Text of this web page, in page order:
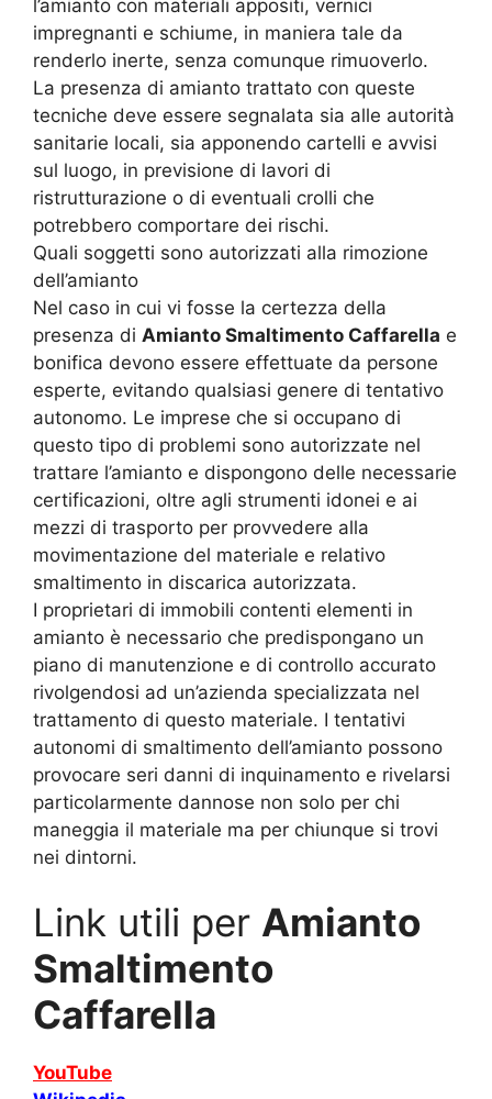
l’amianto con materiali appositi, vernici
impregnanti e schiume, in maniera tale da
renderlo inerte, senza comunque rimuoverlo.
La presenza di amianto trattato con queste
tecniche deve essere segnalata sia alle autorità
sanitarie locali, sia apponendo cartelli e avvisi
sul luogo, in previsione di lavori di
ristrutturazione o di eventuali crolli che
potrebbero comportare dei rischi.
Quali soggetti sono autorizzati alla rimozione
dell’amianto
Nel caso in cui vi fosse la certezza della
presenza di Amianto Smaltimento Caffarella e
bonifica devono essere effettuate da persone
esperte, evitando qualsiasi genere di tentativo
autonomo. Le imprese che si occupano di
questo tipo di problemi sono autorizzate nel
trattare l’amianto e dispongono delle necessarie
certificazioni, oltre agli strumenti idonei e ai
mezzi di trasporto per provvedere alla
movimentazione del materiale e relativo
smaltimento in discarica autorizzata.
I proprietari di immobili contenti elementi in
amianto è necessario che predispongano un
piano di manutenzione e di controllo accurato
rivolgendosi ad un’azienda specializzata nel
trattamento di questo materiale. I tentativi
autonomi di smaltimento dell’amianto possono
provocare seri danni di inquinamento e rivelarsi
particolarmente dannose non solo per chi
maneggia il materiale ma per chiunque si trovi
nei dintorni.
Link utili per Amianto
Smaltimento
Caffarella
YouTube